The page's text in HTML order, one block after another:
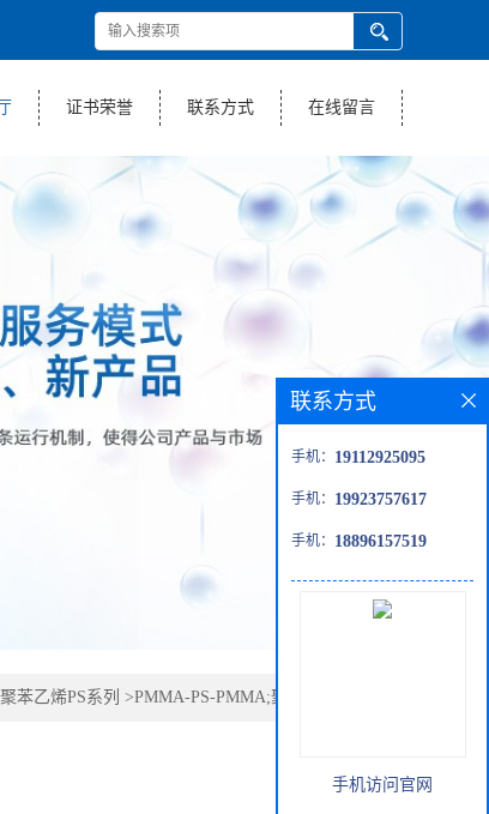
证书荣誉 联系方式 在线留言
聚苯乙烯PS系列 >PMMA-PS-PMMA;聚甲基丙烯酸甲
联系方式
手机： 19112925095
手机： 19923757617
手机： 18896157519
手机访问官网